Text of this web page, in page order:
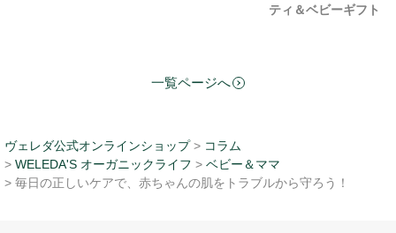
ティ＆ベビーギフト
一覧ページへ
ヴェレダ公式オンラインショップ > コラム
> WELEDA'S オーガニックライフ > ベビー＆ママ
> 毎日の正しいケアで、赤ちゃんの肌をトラブルから守ろう！